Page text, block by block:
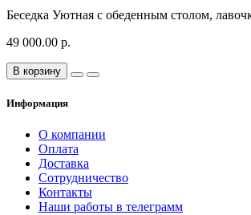
Беседка Уютная с обеденным столом,
49 000.00 р.
В корзину
Информация
О компании
Оплата
Доставка
Сотрудничество
Контакты
Наши работы в телеграмм